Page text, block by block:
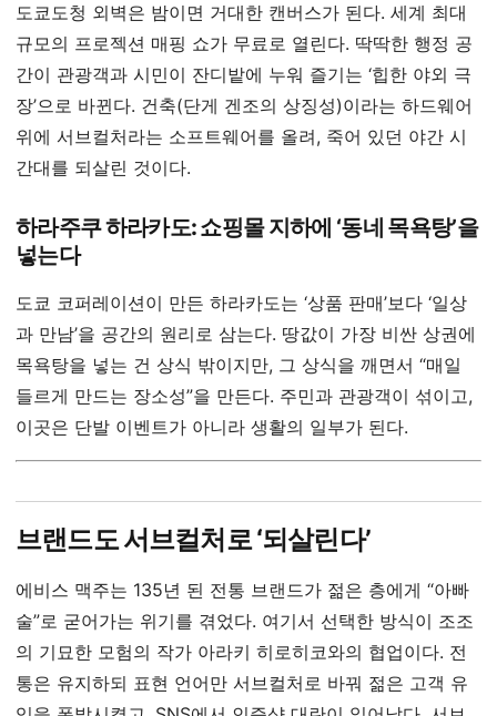
도쿄도청 외벽은 밤이면 거대한 캔버스가 된다. 세계 최대
규모의 프로젝션 매핑 쇼가 무료로 열린다. 딱딱한 행정 공
간이 관광객과 시민이 잔디밭에 누워 즐기는 ‘힙한 야외 극
장’으로 바뀐다. 건축(단게 겐조의 상징성)이라는 하드웨어
위에 서브컬처라는 소프트웨어를 올려, 죽어 있던 야간 시
간대를 되살린 것이다.
하라주쿠 하라카도: 쇼핑몰 지하에 ‘동네 목욕탕’을
넣는다
도쿄 코퍼레이션이 만든 하라카도는 ‘상품 판매’보다 ‘일상
과 만남’을 공간의 원리로 삼는다. 땅값이 가장 비싼 상권에
목욕탕을 넣는 건 상식 밖이지만, 그 상식을 깨면서 “매일
들르게 만드는 장소성”을 만든다. 주민과 관광객이 섞이고,
이곳은 단발 이벤트가 아니라 생활의 일부가 된다.
브랜드도 서브컬처로 ‘되살린다’
에비스 맥주는 135년 된 전통 브랜드가 젊은 층에게 “아빠
술”로 굳어가는 위기를 겪었다. 여기서 선택한 방식이 조조
의 기묘한 모험의 작가 아라키 히로히코와의 협업이다. 전
통은 유지하되 표현 언어만 서브컬처로 바꿔 젊은 고객 유